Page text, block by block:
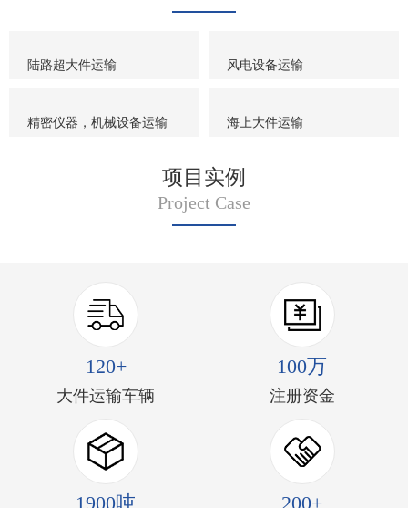
陆路超大件运输 风电设备运输
精密仪器，机械设备运输 海上大件运输
项目实例
Project Case
120+
大件运输车辆
100万
注册资金
1900吨 200+